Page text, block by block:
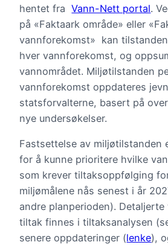
hentet fraVann-Nett portal.
på «Faktaark område» eller
vannforekomst» kan
hver vannforekomst, og
vannområdet. Miljøtilstanden
vannforekomst oppdateres
statsforvalterne, basert på
nye undersøkelser.
Fastsettelse av miljøtilstanden
for å kunne prioritere hvilke
som krever tiltaksoppfølging
miljømålene nås senest i år
andre planperioden).
tiltak finnes i tiltaksanalysen
senere oppdateringer (lenke),